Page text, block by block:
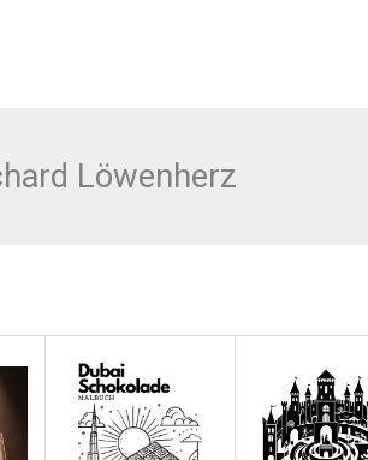
Löwenherz